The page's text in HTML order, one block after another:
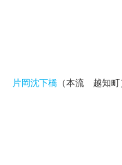
片岡沈下橋 （本流　越知